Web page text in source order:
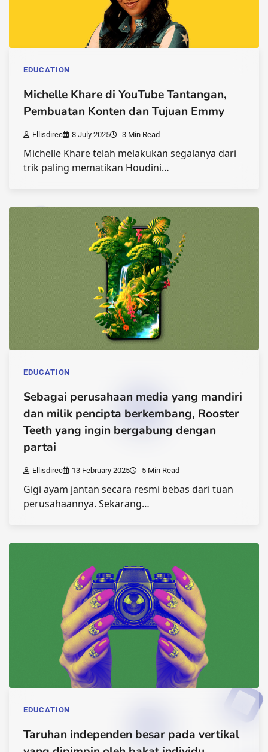
EDUCATION
Michelle Khare di YouTube Tantangan,
Pembuatan Konten dan Tujuan Emmy
Ellisdirec 8 July 2025 3 Min Read
Michelle Khare telah melakukan segalanya dari
trik paling mematikan Houdini…
EDUCATION
Sebagai perusahaan media yang mandiri
dan milik pencipta berkembang, Rooster
Teeth yang ingin bergabung dengan
partai
Ellisdirec 13 February 2025 5 Min Read
Gigi ayam jantan secara resmi bebas dari tuan
perusahaannya. Sekarang…
EDUCATION
Taruhan independen besar pada vertikal